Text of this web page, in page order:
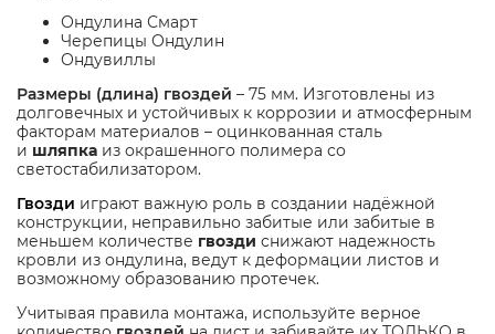
Ондулина Смарт
Черепицы Ондулин
Ондувиллы
Размеры (длина) гвоздей – 75 мм. Изготовлены из
долговечных и устойчивых к коррозии и атмосферным
факторам материалов – оцинкованная сталь
и шляпка из окрашенного полимера со
светостабилизатором.
Гвозди играют важную роль в создании надёжной
конструкции, неправильно забитые или забитые в
меньшем количестве гвозди снижают надежность
кровли из ондулина, ведут к деформации листов и
возможному образованию протечек.
Учитывая правила монтажа, используйте верное